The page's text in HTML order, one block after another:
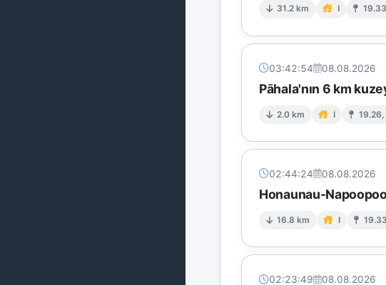
31.2 km I
03:42:54 08.08.2026
Pāhala'nın 6 km
2.0 km I
02:44:24 08.08.2026
Honaunau-
16.8 km I
02:23:49 08.08.2026